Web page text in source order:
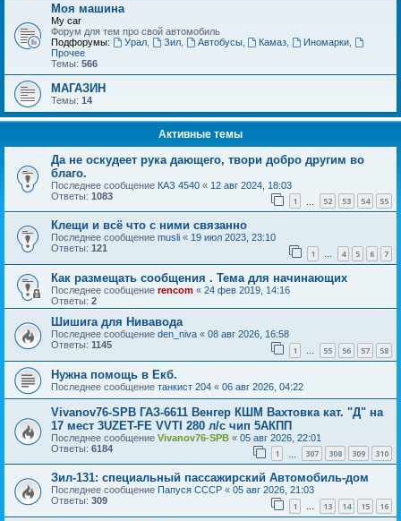
Моя машина
My car
Форум для тем про свой автомобиль
Подфорумы:
Урал, Зил, Автобусы, Камаз Иномарки
Прочее
Темы: 566
МАГАЗИН
Темы: 14
Активные темы
Да не оскудеет рука дающего, твори добро другим во
благо.
Последнее сообщение КАЗ 4540 « 12 авг 2024, 18:03
Ответы: 1083 1 52 53 54 55
Клещи и всё что с ними связанно
Последнее сообщение musli « 19 июл 2023, 23:10
Ответы: 121 1 … 4 5 6 7
Как размещать сообщения . Тема для начинающих
Последнее сообщение rencom « 24 фев 2019, 14:16
Ответы: 2
Шишига для Нивавода
Последнее сообщение den_niva « 08 авг 2026, 16:58
Ответы: 1145 1 … 55 56 57 58
Нужна помощь в Екб.
Последнее сообщение танкист 204 « 06 авг 2026, 04:22
Vivanov76-SPB ГАЗ-6611 Венгер КШМ Вахтовка кат. "Д" на
17 мест 3UZET-FE VVTI 280 л/с чип 5АКПП
Последнее сообщение Vivanov76-SPB « 05 авг 2026, 22:01
Ответы: 6184 1 307 308 309 310
Зил-131: специальный пассажирский Автомобиль-дом
Последнее сообщение Папуся СССР « 05 авг 2026, 21:03
Ответы: 309 1 … 13 14 15 16